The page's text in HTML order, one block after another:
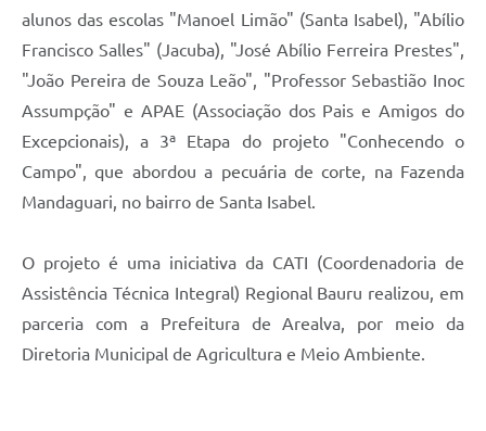
alunos das escolas "Manoel Limão" (Santa Isabel), "Abílio
Francisco Salles" (Jacuba), "José Abílio Ferreira Prestes",
"João Pereira de Souza Leão", "Professor Sebastião Inoc
Assumpção" e APAE (Associação dos Pais e Amigos do
Excepcionais), a 3ª Etapa do projeto "Conhecendo o
Campo", que abordou a pecuária de corte, na Fazenda
Mandaguari, no bairro de Santa Isabel.
O projeto é uma iniciativa da CATI (Coordenadoria de
Assistência Técnica Integral) Regional Bauru realizou, em
parceria com a Prefeitura de Arealva, por meio da
Diretoria Municipal de Agricultura e Meio Ambiente.